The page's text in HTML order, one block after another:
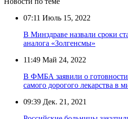
07:11 Июль 15, 2022
В Минздраве назвали сроки
аналога «Золгенсмы»
11:49 Май 24, 2022
В ФМБА заявили о готовности
самого дорогого лекарства в
09:39 Дек. 21, 2021